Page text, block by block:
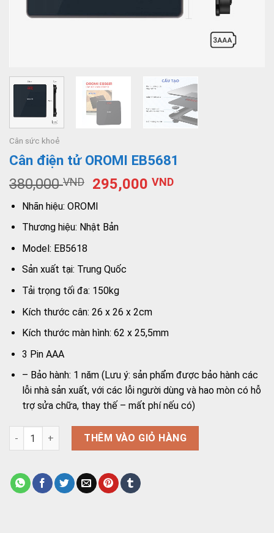
Cân sức khoẻ
Cân điện tử OROMI EB5681
380,000VND 295,000VND
Nhãn hiệu: OROMI
Thương hiệu: Nhật Bản
Model: EB5618
Sản xuất tại: Trung Quốc
Tải trọng tối đa: 150kg
Kích thước cân: 26 x 26 x 2cm
Kích thước màn hình: 62 x 25,5mm
3 Pin AAA
– Bảo hành: 1 năm (Lưu ý: sản phẩm được bảo hành các
lỗi nhà sản xuất, với các lỗi người dùng và hao mòn có hỗ
trợ sửa chữa, thay thế – mất phí nếu có)
Cân điện tử OROMI EB5681 số lượng
THÊM VÀO GIỎ HÀNG